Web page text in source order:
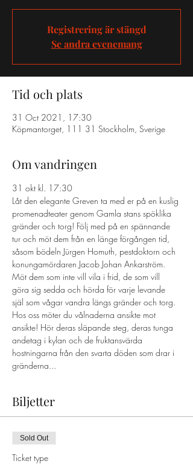
Registrering är stängd
Se andra evenemang
Tid och plats
31 Oct 2021, 17:30
Köpmantorget, 111 31 Stockholm, Sverige
Om vandringen
31 okt kl. 17:30
Låt den elegante Greven ta med er på en kuslig
promenadteater genom Gamla stans spöklika
gränder och torg! Följ med på en spännande
tur och möt dem från en länge förgången tid,
såsom bödeln Jürgen Homuth, pestdoktorn och
konungamördaren Jacob Johan Ankarström.
Möt dem som inte vill vila i frid, de som vill
göra sig sedda och hörda för varje levande
själ som vågar vandra längs gränder och torg.
Hos oss möter du vålnaderna ansikte mot
ansikte! Hör deras släpande steg, deras tunga
andetag i kylan och de fruktansvärda
hostningarna från den svarta döden som drar i
gränderna...
Biljetter
Sold Out
Ticket type